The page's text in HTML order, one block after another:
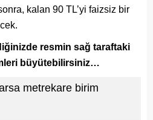
kalan 90 TL’yi faizsiz bir
resmin sağ taraftaki
büyütebilirsiniz…
metrekare birim